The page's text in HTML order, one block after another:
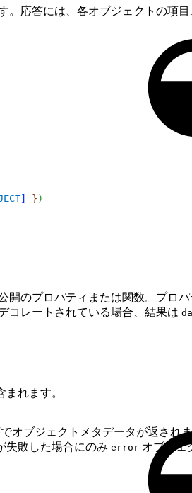
応答には、各オブジェクトの項
] })
開のプロパティまたは関数。プロ
コレートされている場合、結果は
まれます。
ブジェクトメタデータが返され
失敗した場合にのみ error オブジェ